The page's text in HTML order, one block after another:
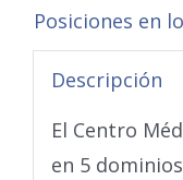
Posiciones en
Descripción
El Centro
en 5